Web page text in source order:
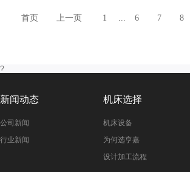
首页 上一页 1 ... 6 7 8
?
新闻动态
公司新闻
行业新闻
机床选择
机床设备
为何选亨嘉
设计加工流程